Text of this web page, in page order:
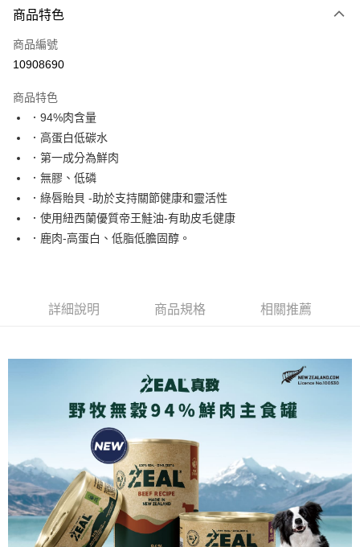
AFTEE先享後付是「在收到商品之後才付款」的支付方式。 讓您購物簡單
便利好安心！
２．便利：只要手機號碼，簡訊認證，即可結帳。
３．安心：先確認商品／服務後，再付款。
【「AFTEE先享後付」結帳流程】
結帳頁面，進行簡訊認證並確認金額後，即可完成結帳。
２．訂單成立數日內，您將收到繳費通知簡訊。
３．收到繳費通知簡訊後14天內，點擊此簡訊中的連結，可透過四大超商／
ATM／網路銀行／等多元方式進行付款，方視為交易完成。
※ 請注意：結帳手續完成當下不需立刻繳費，但若您需要取消訂單，請聯絡
購買商品的店家。未經商家同意取消之訂單仍視為有效，需透過AFTEE先享
※ 交易是否成功請以「AFTEE先享後付 」之結帳頁面顯示為準，若有關於
是否繳費成功／繳費後需取消欲退款等相關疑問，請聯繫「AFTEE先享後付
易，需依本服務之必要範圍內提供個人資料，並將交易相關給付款項請求債
３．未成年的使用者請事先徵得法定代理人或監護人之同意方可使用
「AFTEE先享後付」，若未經同意申辦者引起之損失，本公司不負相關責
４．使用「AFTEE先享後付」時，將依據個別帳號之用戶狀況，依本公司即
時審查核予不同之上限額度；若仍有額度不足之情形，本公司將視審查結果
請求用戶進行身份認證。
５．嚴禁一人註冊多個帳號或使用他人資訊註冊。若發現惡意使用之情形，
恩沛科技股份有限公司將有權停止該用戶之使用額度並採取法律行動。
運送方式
全家取貨付款
每筆NT$80，滿NT$2,000(含以上)免運費
付款後全家取貨
每筆NT$80，滿NT$2,000(含以上)免運費
7-11取貨付款
每筆NT$80，滿NT$2,000(含以上)免運費
付款後7-11取貨
每筆NT$80，滿NT$2,000(含以上)免運費
每筆NT$180
商品特色
商品編號
10908690
商品特色
．94%肉含量
．高蛋白低碳水
．第一成分為鮮肉
．無膠、低磷
．綠唇貽貝 -助於支持關節健康和靈活性
．使用紐西蘭優質帝王鮭油-有助皮毛健康
．鹿肉-高蛋白、低脂低膽固醇。
詳細說明 商品規格 相關推薦